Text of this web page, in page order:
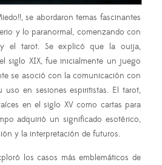
se abordaron temas fascinantes
y lo paranormal, comenzando con
el tarot. Se explicó que la ouija,
siglo XIX, fue inicialmente un juego
se asoció con la comunicación con
uso en sesiones espiritistas. El tarot,
en el siglo XV como cartas para
adquirió un significado esotérico,
y la interpretación de futuros.
los casos más emblemáticos de